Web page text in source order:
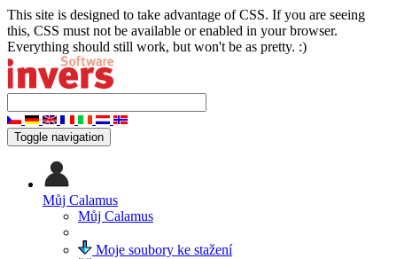
This site is designed to take advantage of CSS. If you are seeing
this, CSS must not be available or enabled in your browser.
Everything should still work, but won't be as pretty. :)
Toggle navigation
Můj Calamus
Můj Calamus
Moje soubory ke stažení